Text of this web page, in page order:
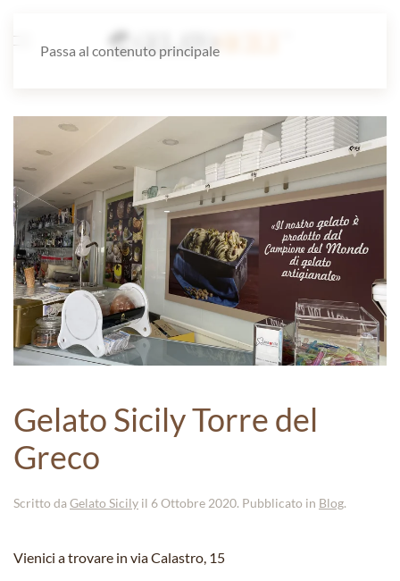
Passa al contenuto principale
Gelato Sicily Torre del
Greco
Scritto da Gelato Sicily il 6 Ottobre 2020. Pubblicato in Blog.
Vienici a trovare in via Calastro, 15